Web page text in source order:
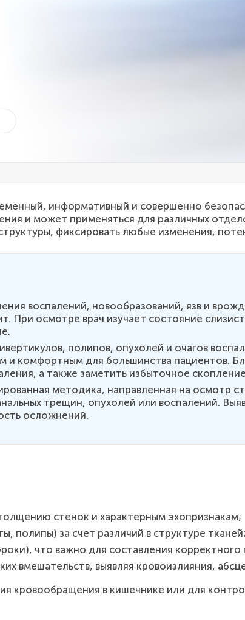
информативный и совершенно
и может применяться для различных
фиксировать любые изменения,
воспалений, новообразований, язв и
При осмотре врач изучает состояние
полипов, опухолей и очагов
и комфортным для большинства пациентов.
а также заметить избыточное
методика, направленная на осмотр
трещин, опухолей или воспалений.
осложнений.
стенок и характерным эхопризнакам;
полипы) за счет различий в структуре тканей;
что важно для составления корректного
вмешательств, выявляя кровоизлияния,
кровообращения в кишечнике или для